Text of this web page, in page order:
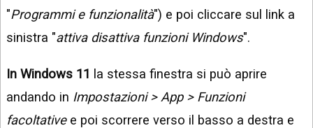
"Programmi e funzionalità") e poi cliccare sul link a
sinistra "attiva disattiva funzioni Windows".
In Windows 11 la stessa finestra si può aprire
andando in Impostazioni > App > Funzioni
facoltativee poi scorrere verso il basso a destra e